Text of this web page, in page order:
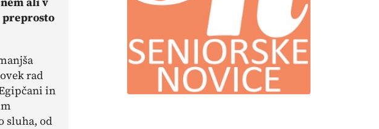
preprosto
rad
in
sluha, od